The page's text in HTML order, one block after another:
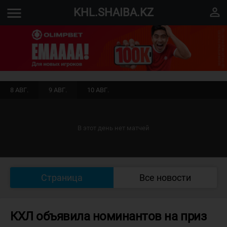
menu KHL.SHAIBA.KZ perm_identity
8 АВГ. 9 АВГ. 10 АВГ.
В этот день нет матчей
Страница Все новости
КХЛ объявила номинантов на приз